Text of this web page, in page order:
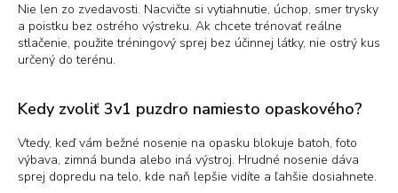
Nie len zo zvedavosti. Nacvičte si vytiahnutie, úchop, smer trysky
a poistku bez ostrého výstreku. Ak chcete trénovať reálne
stlačenie, použite tréningový sprej bez účinnej látky, nie ostrý kus
určený do terénu.
Kedy zvoliť 3v1 puzdro namiesto opaskového?
Vtedy, keď vám bežné nosenie na opasku blokuje batoh, foto
výbava, zimná bunda alebo iná výstroj. Hrudné nosenie dáva
sprej dopredu na telo, kde naň lepšie vidíte a ľahšie dosiahnete.